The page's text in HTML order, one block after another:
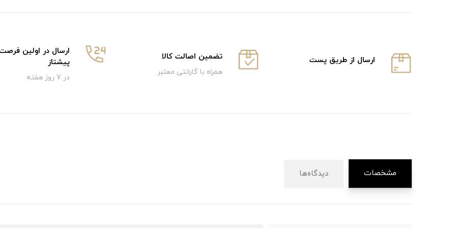
ارسال از طریق پست تضمین اصالت کالا
همراه با گارانتی معتبر
ارسال در اولین
پیشتاز
در 7 روز هفته
مشخصات دیدگاه‌ها